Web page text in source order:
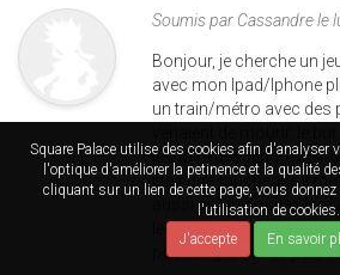
Square Palace utilise des cookies afin d'analyser
l'optique d'améliorer la petinence et la qualité
cliquant sur un lien de cette page, vous
l'utilisation de cookies.
J'accepte
En savoir
Soumis par Cassandrele
Bonjour, je cherche un
avec mon Ipad/Iphone
un train/métro avec des
les faire descendre au
était une faucheuse il
aussi qu'on pouvait lire
leur mort. On tenait
pouvait glisser les perso